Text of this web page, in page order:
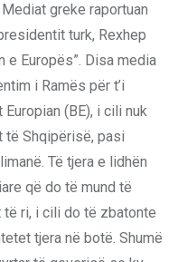
greke raportuan
turk, Rexhep
e Europës”. Disa media
i Ramës për t’i
(BE), i cili nuk
të Shqipërisë, pasi
Të tjera e lidhën
që do të mund të
ri, i cili do të zbatonte
tjera në botë. Shumë